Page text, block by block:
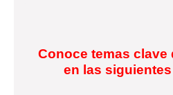
Conoce temas clave
en las